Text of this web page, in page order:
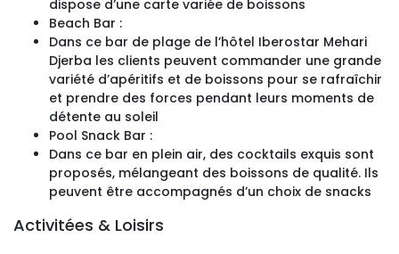
dispose d’une carte variée de boissons
Beach Bar :
Dans ce bar de plage de l’hôtel Iberostar Mehari
Djerba les clients peuvent commander une grande
variété d’apéritifs et de boissons pour se rafraîchir
et prendre des forces pendant leurs moments de
détente au soleil
Pool Snack Bar :
Dans ce bar en plein air, des cocktails exquis sont
proposés, mélangeant des boissons de qualité. Ils
peuvent être accompagnés d’un choix de snacks
Activitées & Loisirs